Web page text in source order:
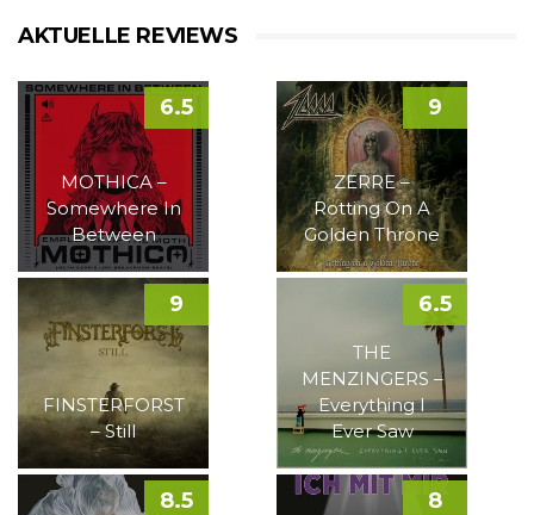
AKTUELLE REVIEWS
MOTHICA –
Somewhere In
Between
6.5
ZERRE –
Rotting On A
Golden Throne
9
FINSTERFORST
– Still
9
THE
MENZINGERS –
Everything I
Ever Saw
6.5
8.5 8